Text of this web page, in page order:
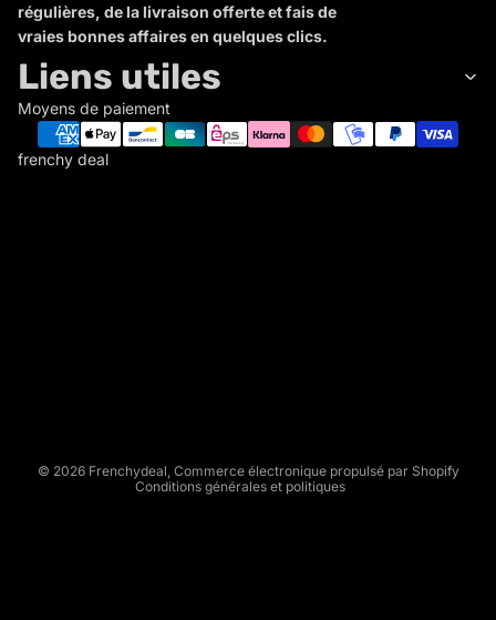
régulières, de la livraison offerte et fais de
vraies bonnes affaires en quelques clics.
Liens utiles
Moyens de paiement
frenchy deal
© 2026 Frenchydeal Commerce électronique propulsé par Shopify
Conditions générales et politiques